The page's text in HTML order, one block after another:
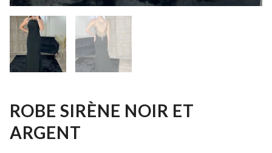
ROBE SIRÈNE NOIR ET
ARGENT